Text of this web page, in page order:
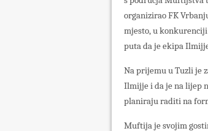
organizirao FK
mjesto, u
puta da je ekipa
Na prijemu u Tuzli je
Ilmijje i da je na lijep
planiraju raditi na
Muftija je svojim